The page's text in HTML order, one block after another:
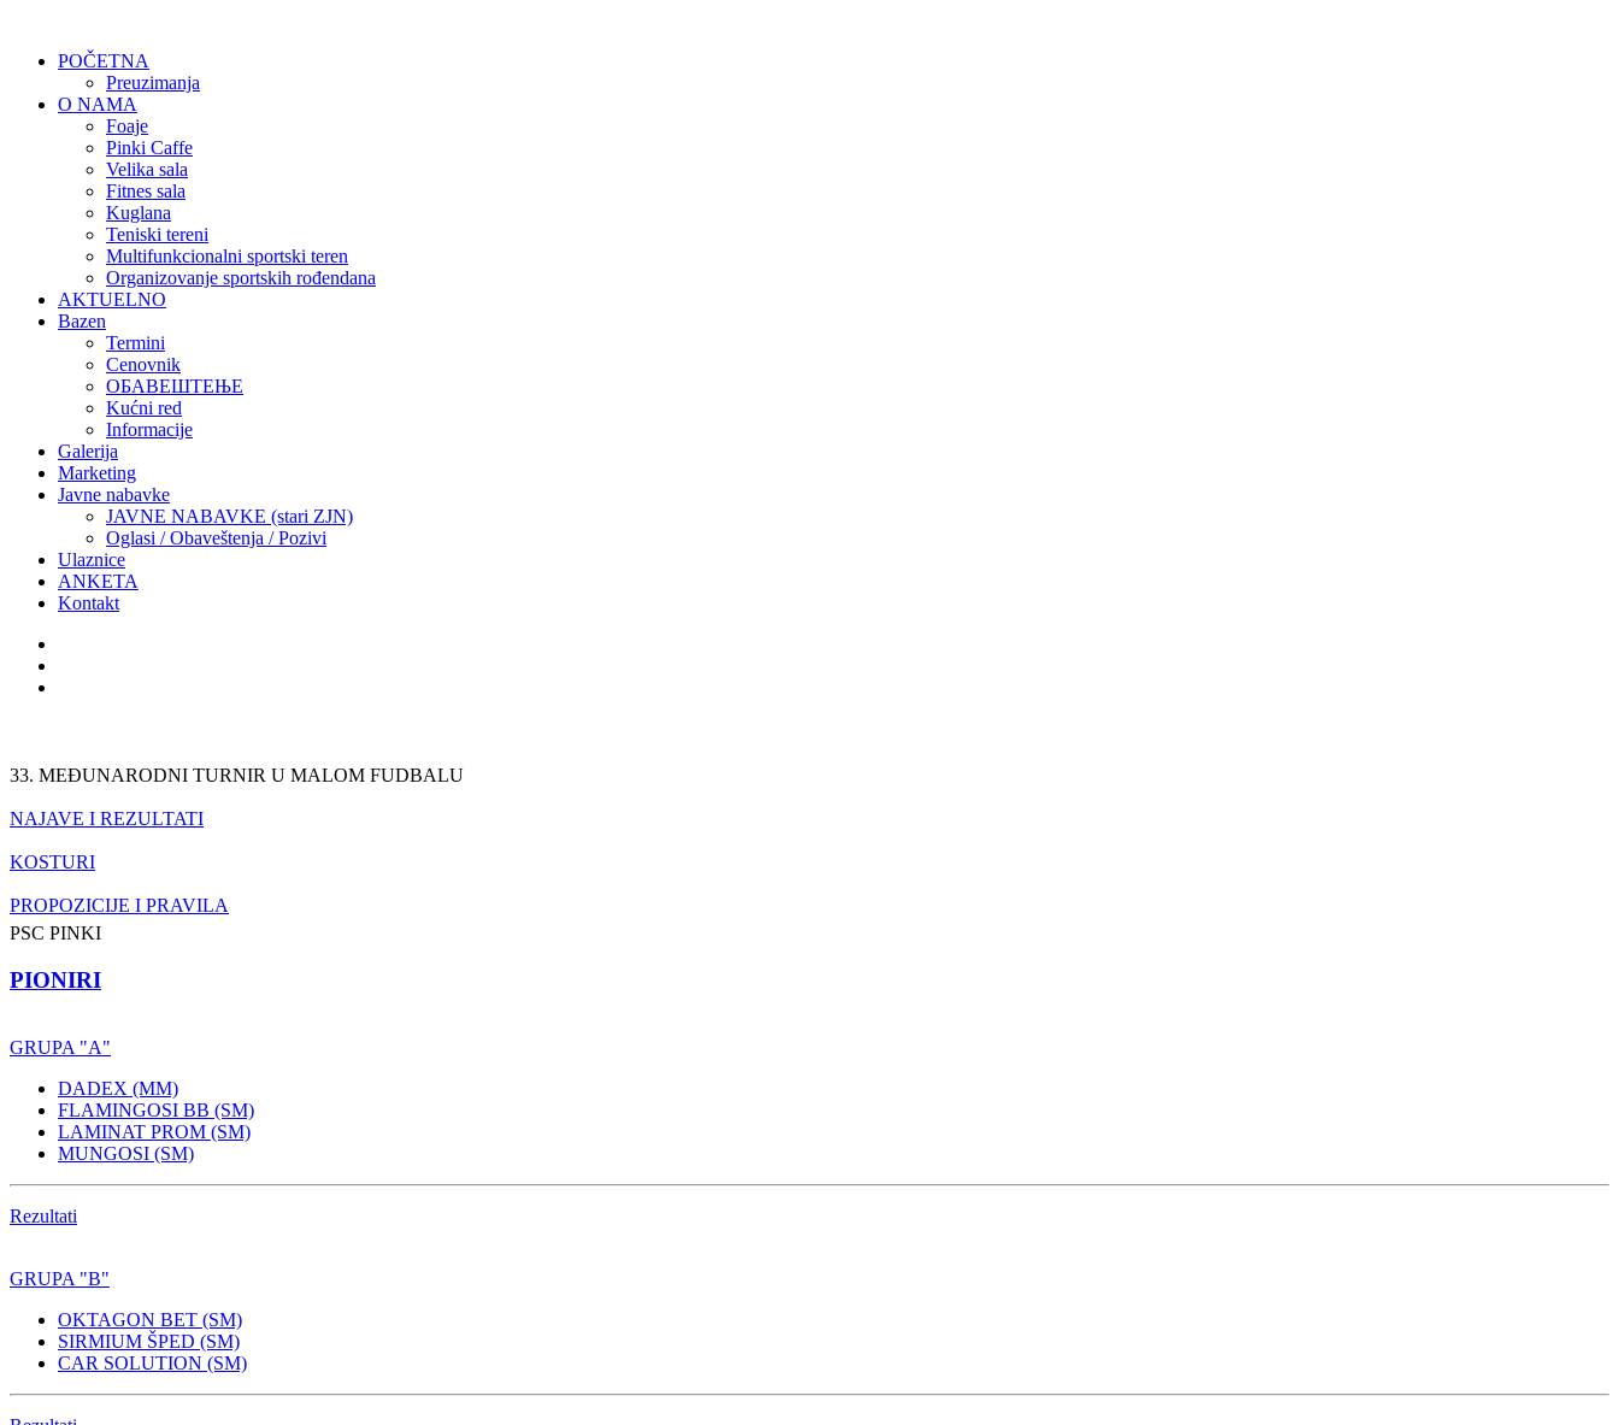
POČETNA
Preuzimanja
O NAMA
Foaje
Pinki Caffe
Velika sala
Fitnes sala
Kuglana
Teniski tereni
Multifunkcionalni sportski teren
Organizovanje sportskih rođendana
AKTUELNO
Bazen
Termini
Cenovnik
ОБАВЕШТЕЊЕ
Kućni red
Informacije
Galerija
Marketing
Javne nabavke
JAVNE NABAVKE (stari ZJN)
Oglasi / Obaveštenja / Pozivi
Ulaznice
ANKETA
Kontakt
33. MEĐUNARODNI TURNIR U MALOM FUDBALU
NAJAVE I REZULTATI
KOSTURI
PROPOZICIJE I PRAVILA
PSC PINKI
PIONIRI
GRUPA "A"
DADEX (MM)
FLAMINGOSI BB (SM)
LAMINAT PROM (SM)
MUNGOSI (SM)
Rezultati
GRUPA "B"
OKTAGON BET (SM)
SIRMIUM ŠPED (SM)
CAR SOLUTION (SM)